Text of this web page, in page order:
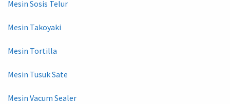
Mesin Sosis Telur
Mesin Takoyaki
Mesin Tortilla
Mesin Tusuk Sate
Mesin Vacum Sealer